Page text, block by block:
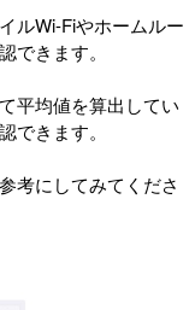
ルWi-Fiやホームルー
できます。
平均値を算出してい
できます。
考にしてみてくださ